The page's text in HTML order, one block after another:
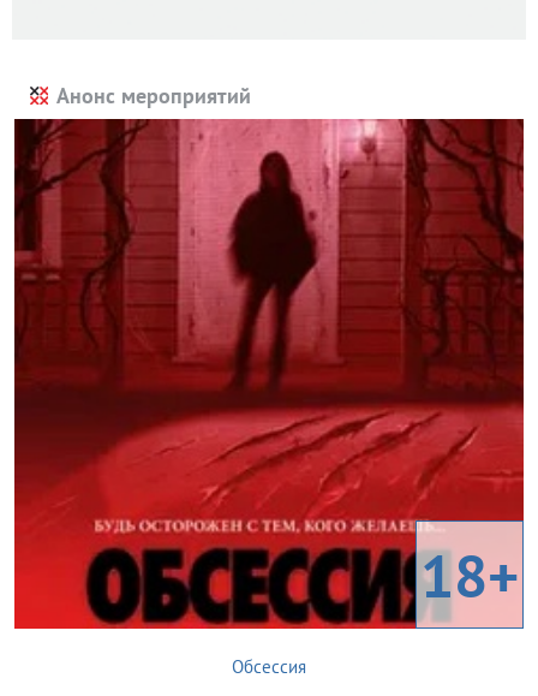
Анонс мероприятий
18+
Обсессия